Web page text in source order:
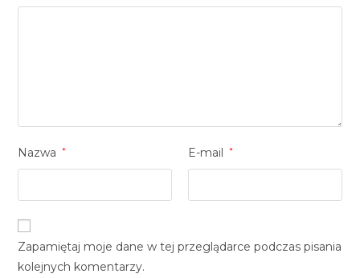
Nazwa * E-mail *
Zapamiętaj moje dane w tej przeglądarce podczas pisania
kolejnych komentarzy.